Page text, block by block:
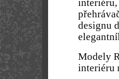
designu
Modely
interiéru